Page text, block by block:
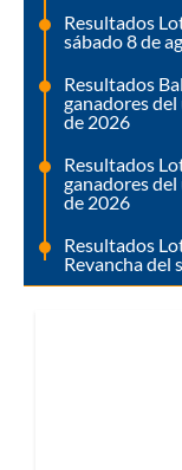
Resultados
sábado 8 de
Resultados
ganadores
de 2026
Resultados
ganadores
de 2026
Resultados
Revancha del